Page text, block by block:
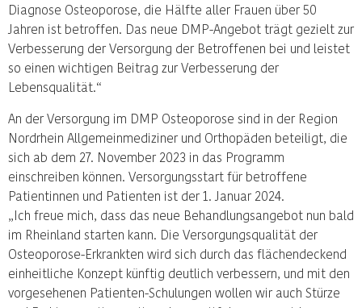
Diagnose Osteoporose, die Hälfte aller Frauen über 50
Jahren ist betroffen. Das neue DMP-Angebot trägt gezielt zur
Verbesserung der Versorgung der Betroffenen bei und leistet
so einen wichtigen Beitrag zur Verbesserung der
Lebensqualität.“
An der Versorgung im DMP Osteoporose sind in der Region
Nordrhein Allgemeinmediziner und Orthopäden beteiligt, die
sich ab dem 27. November 2023 in das Programm
einschreiben können. Versorgungsstart für betroffene
Patientinnen und Patienten ist der 1. Januar 2024.
„Ich freue mich, dass das neue Behandlungsangebot nun bald
im Rheinland starten kann. Die Versorgungsqualität der
Osteoporose-Erkrankten wird sich durch das flächendeckend
einheitliche Konzept künftig deutlich verbessern, und mit den
vorgesehenen Patienten-Schulungen wollen wir auch Stürze